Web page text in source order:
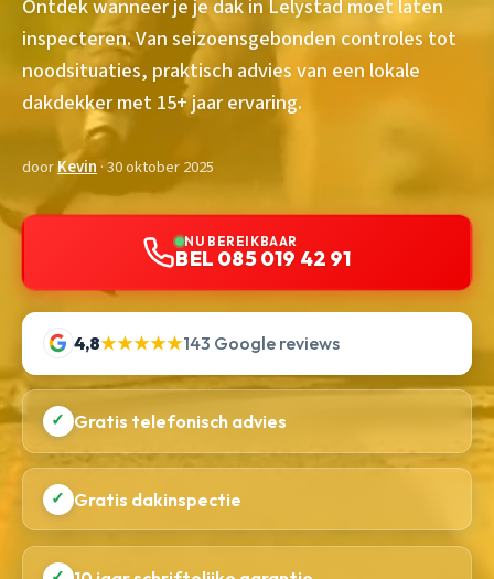
Ontdek wanneer je je dak in Lelystad moet laten
inspecteren. Van seizoensgebonden controles tot
noodsituaties, praktisch advies van een lokale
dakdekker met 15+ jaar ervaring.
doorKevin· 30 oktober 2025
NU BEREIKBAAR
BEL 085 019 42 91
4,8★★★★★143 Google reviews
✓ Gratis telefonisch advies
✓ Gratis dakinspectie